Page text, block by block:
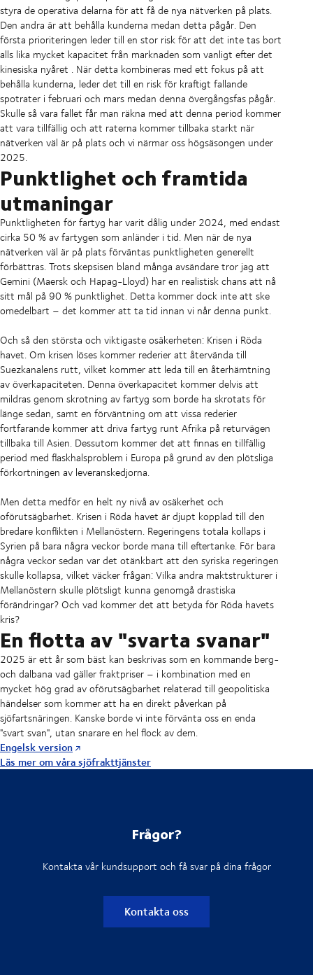
styra de operativa delarna för att få de nya nätverken på plats.
Den andra är att behålla kunderna medan detta pågår. Den
första prioriteringen leder till en stor risk för att det inte tas bort
alls lika mycket kapacitet från marknaden som vanligt efter det
kinesiska nyåret . När detta kombineras med ett fokus på att
behålla kunderna, leder det till en risk för kraftigt fallande
spotrater i februari och mars medan denna övergångsfas pågår.
Skulle så vara fallet får man räkna med att denna period kommer
att vara tillfällig och att raterna kommer tillbaka starkt när
nätverken väl är på plats och vi närmar oss högsäsongen under
2025.
Punktlighet och framtida
utmaningar
Punktligheten för fartyg har varit dålig under 2024, med endast
cirka 50 % av fartygen som anländer i tid. Men när de nya
nätverken väl är på plats förväntas punktligheten generellt
förbättras. Trots skepsisen bland många avsändare tror jag att
Gemini (Maersk och Hapag-Lloyd) har en realistisk chans att nå
sitt mål på 90 % punktlighet. Detta kommer dock inte att ske
omedelbart – det kommer att ta tid innan vi når denna punkt.
Och så den största och viktigaste osäkerheten: Krisen i Röda
havet. Om krisen löses kommer rederier att återvända till
Suezkanalens rutt, vilket kommer att leda till en återhämtning
av överkapaciteten. Denna överkapacitet kommer delvis att
mildras genom skrotning av fartyg som borde ha skrotats för
länge sedan, samt en förväntning om att vissa rederier
fortfarande kommer att driva fartyg runt Afrika på returvägen
tillbaka till Asien. Dessutom kommer det att finnas en tillfällig
period med flaskhalsproblem i Europa på grund av den plötsliga
förkortningen av leveranskedjorna.
Men detta medför en helt ny nivå av osäkerhet och
oförutsägbarhet. Krisen i Röda havet är djupt kopplad till den
bredare konflikten i Mellanöstern. Regeringens totala kollaps i
Syrien på bara några veckor borde mana till eftertanke. För bara
några veckor sedan var det otänkbart att den syriska regeringen
skulle kollapsa, vilket väcker frågan: Vilka andra maktstrukturer i
Mellanöstern skulle plötsligt kunna genomgå drastiska
förändringar? Och vad kommer det att betyda för Röda havets
kris?
En flotta av "svarta svanar"
2025 är ett år som bäst kan beskrivas som en kommande berg-
och dalbana vad gäller fraktpriser – i kombination med en
mycket hög grad av oförutsägbarhet relaterad till geopolitiska
händelser som kommer att ha en direkt påverkan på
sjöfartsnäringen. Kanske borde vi inte förvänta oss en enda
"svart svan", utan snarare en hel flock av dem.
Engelsk version
Läs mer om våra sjöfrakttjänster
Frågor?
Kontakta vår kundsupport och få svar på dina frågor
Kontakta oss